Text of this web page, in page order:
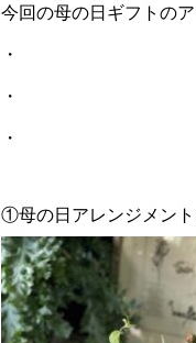
今回の母の日ギフトのア
・
・
・
①母の日アレンジメント